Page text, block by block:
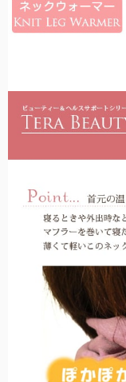
ロクロの上げ下げだ
女性の一般的な雨傘
します。
袖口と腕回りにゆと
日光過敏症の方のお
サッと羽織るだけで
サッと上に羽織るだ
オフィスでも自然に
テラヘルツ鉱石を配